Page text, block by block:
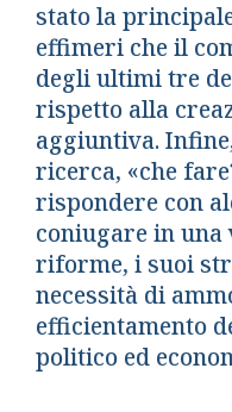
stato la
effimeri che il
degli ultimi tre
rispetto alla
aggiuntiva.
ricerca, «che
rispondere con
coniugare in
riforme, i suoi
necessità di
efficientamento
politico ed